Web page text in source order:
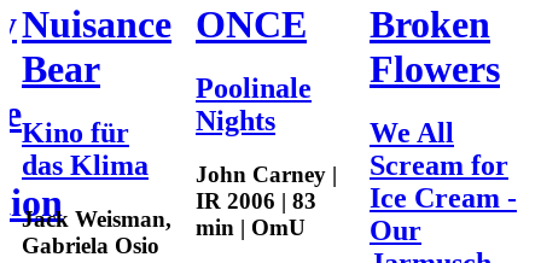
Nuisance
Bear
Kino für
das Klima
Jack Weisman,
Gabriela Osio
ONCE
Poolinale
Nights
John Carney |
IR 2006 | 83
min | OmU
Broken
Flowers
We All
Scream for
Ice Cream -
Our